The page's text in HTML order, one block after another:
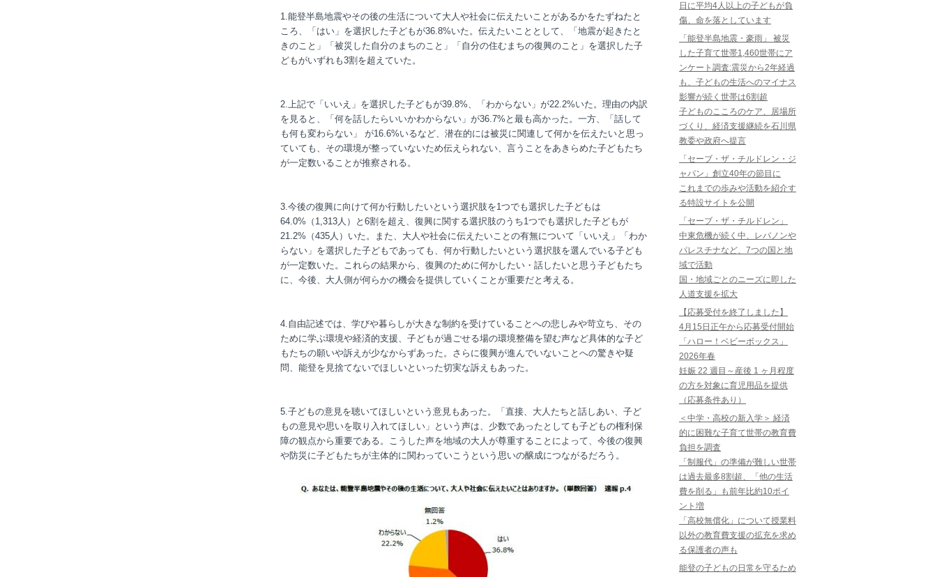
1.能登半島地震やその後の生活について大人や社会に伝えたいことがあるかをたずねたと
ころ、「はい」を選択した子どもが36.8%いた。伝えたいこととして、「地震が起きたと
きのこと」「被災した自分のまちのこと」「自分の住むまちの復興のこと」を選択した子
どもがいずれも3割を超えていた。
2.上記で「いいえ」を選択した子どもが39.8%、「わからない」が22.2%いた。理由の内訳
を見ると、「何を話したらいいかわからない」が36.7%と最も高かった。一方、「話して
も何も変わらない」 が16.6%いるなど、潜在的には被災に関連して何かを伝えたいと思っ
ていても、その環境が整っていないため伝えられない、言うことをあきらめた子どもたち
が一定数いることが推察される。
3.今後の復興に向けて何か行動したいという選択肢を1つでも選択した子どもは
64.0%（1,313人）と6割を超え、復興に関する選択肢のうち1つでも選択した子どもが
21.2%（435人）いた。また、大人や社会に伝えたいことの有無について「いいえ」「わか
らない」を選択した子どもであっても、何か行動したいという選択肢を選んでいる子ども
が一定数いた。これらの結果から、復興のために何かしたい・話したいと思う子どもたち
に、今後、大人側が何らかの機会を提供していくことが重要だと考える。
4.自由記述では、学びや暮らしが大きな制約を受けていることへの悲しみや苛立ち、その
ために学ぶ環境や経済的支援、子どもが過ごせる場の環境整備を望む声など具体的な子ど
もたちの願いや訴えが少なからずあった。さらに復興が進んでいないことへの驚きや疑
問、能登を見捨てないでほしいといった切実な訴えもあった。
5.子どもの意見を聴いてほしいという意見もあった。「直接、大人たちと話しあい、子ど
もの意見や思いを取り入れてほしい」という声は、少数であったとしても子どもの権利保
障の観点から重要である。こうした声を地域の大人が尊重することによって、今後の復興
や防災に子どもたちが主体的に関わっていこうという思いの醸成につながるだろう。
日に平均4人以上の子どもが負
傷、命を落としています
「能登半島地震・豪雨」 被災
した子育て世帯1,460世帯にア
ンケート調査:震災から2年経過
も、子どもの生活へのマイナス
影響が続く世帯は6割超
子どものこころのケア、居場所
づくり、経済支援継続を石川県
教委や政府へ提言
「セーブ・ザ・チルドレン・ジ
ャパン」創立40年の節目に
これまでの歩みや活動を紹介す
る特設サイトを公開
「セーブ・ザ・チルドレン」
中東危機が続く中、レバノンや
パレスチナなど、7つの国と地
域で活動
国・地域ごとのニーズに即した
人道支援を拡大
【応募受付を終了しました】
4月15日正午から応募受付開始
「ハロー！ベビーボックス」
2026年春
妊娠 22 週目～産後 1 ヶ月程度
の方を対象に育児用品を提供
（応募条件あり）
＜中学・高校の新入学＞ 経済
的に困難な子育て世帯の教育費
負担を調査
「制服代」の準備が難しい世帯
は過去最多8割超、「他の生活
費を削る」も前年比約10ポイ
ント増
「高校無償化」について授業料
以外の教育費支援の拡充を求め
る保護者の声も
能登の子どもの日常を守るため